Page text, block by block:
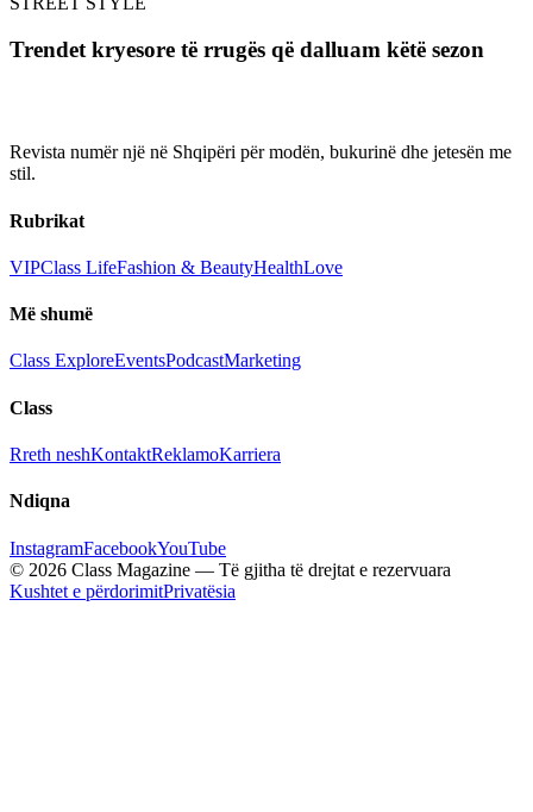
Trendet kryesore të rrugës që dalluam këtë sezon
Revista numër një në Shqipëri për modën, bukurinë dhe jetesën me
stil.
Rubrikat
VIPClass LifeFashion & BeautyHealthLove
Më shumë
Class ExploreEventsPodcastMarketing
Class
Rreth neshKontaktReklamoKarriera
Ndiqna
InstagramFacebookYouTube
© 2026 Class Magazine — Të gjitha të drejtat e rezervuara
Kushtet e përdorimitPrivatësia